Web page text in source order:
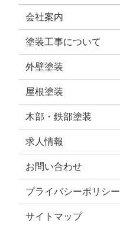
会社案内
塗装工事について
外壁塗装
屋根塗装
木部・鉄部塗装
求人情報
お問い合わせ
プライバシーポリシー
サイトマップ